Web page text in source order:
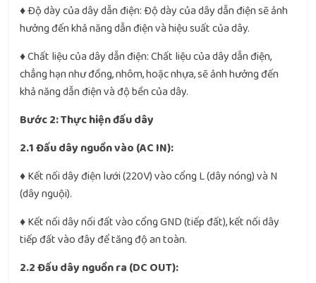
♦ Độ dày của dây dẫn điện: Độ dày của dây dẫn điện sẽ ảnh
hưởng đến khả năng dẫn điện và hiệu suất của dây.
♦ Chất liệu của dây dẫn điện: Chất liệu của dây dẫn điện,
chẳng hạn như đồng, nhôm, hoặc nhựa, sẽ ảnh hưởng đến
khả năng dẫn điện và độ bền của dây.
Bước 2: Thực hiện đấu dây
2.1 Đấu dây nguồn vào (AC IN):
♦ Kết nối dây điện lưới (220V) vào cổng L (dây nóng) và N
(dây nguội).
♦ Kết nối dây nối đất vào cổng GND (tiếp đất), kết nối dây
tiếp đất vào đây để tăng độ an toàn.
2.2 Đấu dây nguồn ra (DC OUT):